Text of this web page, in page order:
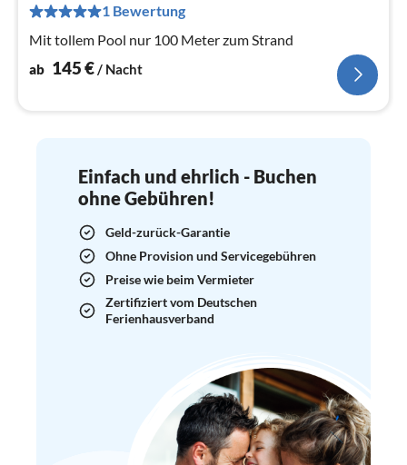
1 Bewertung
Mit tollem Pool nur 100 Meter zum Strand
ab 145€/ Nacht
Einfach und ehrlich - Buchen
ohne Gebühren!
Geld-zurück-Garantie
Ohne Provision und Servicegebühren
Preise wie beim Vermieter
Zertifiziert vom Deutschen
Ferienhausverband